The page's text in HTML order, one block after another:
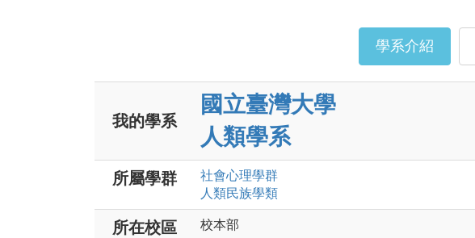
學系介紹
我的學系
國立臺灣大學
人類學系
所屬學群 社會心理學群
人類民族學類
所在校區
校本部